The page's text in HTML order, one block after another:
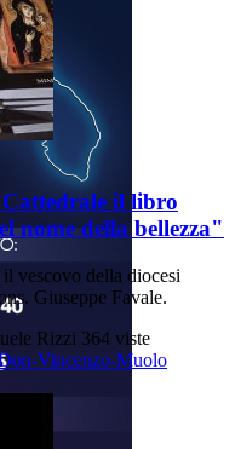
il libro
nome della bellezza"
vescovo della diocesi
Giuseppe Favale.
Rizzi 364 viste
Vincenzo-Muolo